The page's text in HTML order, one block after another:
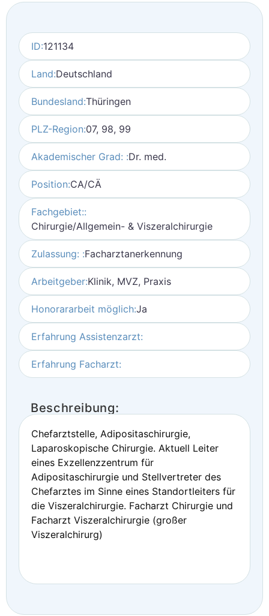
ID:121134
Land:Deutschland
Bundesland:Thüringen
PLZ-Region:07, 98, 99
Akademischer Grad: :Dr. med.
Position:CA/CÄ
Fachgebiet::
Chirurgie/Allgemein- & Viszeralchirurgie
Zulassung: :Facharztanerkennung
Arbeitgeber:Klinik, MVZ, Praxis
Honorararbeit möglich:Ja
Erfahrung Assistenzarzt:
Erfahrung Facharzt:
Beschreibung:
Chefarztstelle, Adipositaschirurgie,
Laparoskopische Chirurgie. Aktuell Leiter
eines Exzellenzzentrum für
Adipositaschirurgie und Stellvertreter des
Chefarztes im Sinne eines Standortleiters für
die Viszeralchirurgie. Facharzt Chirurgie und
Facharzt Viszeralchirurgie (großer
Viszeralchirurg)